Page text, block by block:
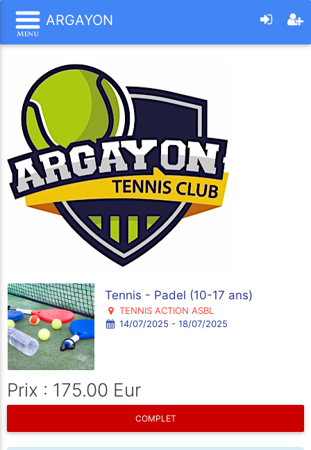
ARGAYON
Tennis - Padel (10-17 ans)
TENNIS ACTION ASBL
14/07/2025 - 18/07/2025
Prix : 175.00 Eur
COMPLET